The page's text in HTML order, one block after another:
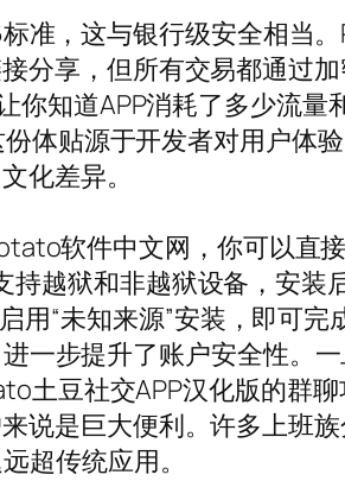
准，这与银行级安全相当
分享，但所有交易都通过
知道APP消耗了多少流量
体贴源于开发者对用户体
化差异。
软件中文网，你可以直
越狱和非越狱设备，安装
“未知来源”安装，即可完
一步提升了账户安全性。
土豆社交APP汉化版的群
说是巨大便利。许多上班
超传统应用。